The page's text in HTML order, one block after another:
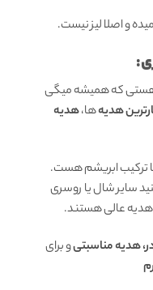
و اصلا لیز نیست.
هستی که همیشه میگی
هدیهها،هدیه
ترکیب ابریشم هست.
سایر شال یا روسری
هدیه عالی هستند.
هدیه مناسبتیو برای